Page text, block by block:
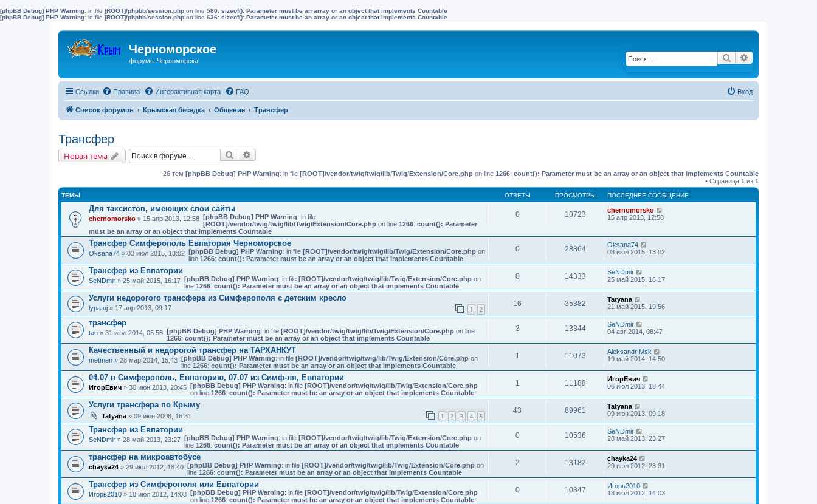
[phpBB Debug] PHP Warning: in file [ROOT]/phpbb/session.php on line 580: sizeof(): Parameter must be an array or an object that implements Countable
[phpBB Debug] PHP Warning: in file [ROOT]/phpbb/session.php on line 636: sizeof(): Parameter must be an array or an object that implements Countable
Черноморское
форумы Черноморска Поиск
Ссылки Правила Интерактивная карта FAQ Вход
Список форумов Крымская беседка Общение Трансфер
Трансфер
Новая тема Поиск
26 тем [phpBB Debug] PHP Warning: in file [ROOT]/vendor/twig/twig/lib/Twig/Extension/Core.php on line 1266: count(): Parameter must be an array or an object that implements Countable
• Страница 1 из 1
ТЕМЫ ОТВЕТЫ ПРОСМОТРЫ ПОСЛЕДНЕЕ СООБЩЕНИЕ
Для таксистов, имеющих свои сайты
chernomorsko » 15 апр 2013, 12:58 [phpBB Debug] PHP Warning: in file
[ROOT]/vendor/twig/twig/lib/Twig/Extension/Core.phpon line 1266: count(): Parameter
must be an array or an object that implements Countable
0 10723
chernomorsko
15 апр 2013, 12:58
Трансфер Симферополь Евпатория Черноморское
Oksana74 » 03 июл 2015, 13:02 [phpBB Debug] PHP Warning: in file [ROOT]/vendor/twig/twig/lib/Twig/Extension/Core.phpon
line 1266: count(): Parameter must be an array or an object that implements Countable
0 28864
Oksana74
03 июл 2015, 13:02
Трансфер из Евпатории
SeNDmir » 25 май 2015, 16:17 [phpBB Debug] PHP Warning: in file [ROOT]/vendor/twig/twig/lib/Twig/Extension/Core.phpon
line 1266: count(): Parameter must be an array or an object that implements Countable
0 14333
SeNDmir
25 май 2015, 16:17
Услуги недорогого трансфера из Симферополя с детским кресло
lypatuj » 17 апр 2013, 09:17 1 2
16 35382
Tatyana
21 май 2015, 19:56
трансфер
tan » 31 июл 2014, 05:56 [phpBB Debug] PHP Warning: in file [ROOT]/vendor/twig/twig/lib/Twig/Extension/Core.phpon line
1266: count(): Parameter must be an array or an object that implements Countable
3 13344
SeNDmir
04 авг 2014, 08:47
Качественный и недорогой трансфер на ТАРХАНКУТ
metmen » 28 мар 2014, 15:43 [phpBB Debug] PHP Warning: in file [ROOT]/vendor/twig/twig/lib/Twig/Extension/Core.phpon
line 1266: count(): Parameter must be an array or an object that implements Countable
1 11073
Aleksandr Msk
19 май 2014, 14:50
04.07 в Симферополь, Евпаторию, 07.07 из Симф-ля, Евпатории
ИгорЕвич » 30 июн 2013, 20:45 [phpBB Debug] PHP Warning: in file [ROOT]/vendor/twig/twig/lib/Twig/Extension/Core.php
on line 1266: count(): Parameter must be an array or an object that implements Countable
1 11188
ИгорЕвич
06 июл 2013, 18:44
Услуги трансфера по Крыму
Tatyana » 09 июн 2008, 16:31 1 2 3 4 5
43 89961
Tatyana
09 июн 2013, 09:18
Трансфер из Евпатории
SeNDmir » 28 май 2013, 23:27 [phpBB Debug] PHP Warning: in file [ROOT]/vendor/twig/twig/lib/Twig/Extension/Core.phpon
line 1266: count(): Parameter must be an array or an object that implements Countable
0 10536
SeNDmir
28 май 2013, 23:27
трансфер на микроавтобусе
chayka24 » 29 июл 2012, 18:40 [phpBB Debug] PHP Warning: in file [ROOT]/vendor/twig/twig/lib/Twig/Extension/Core.phpon
line 1266: count(): Parameter must be an array or an object that implements Countable
2 13182
chayka24
29 июл 2012, 23:31
Трансфер из Симферополя или Евпатории
Игорь2010 » 18 июл 2012, 14:03 [phpBB Debug] PHP Warning: in file [ROOT]/vendor/twig/twig/lib/Twig/Extension/Core.php
on line 1266: count(): Parameter must be an array or an object that implements Countable
0 10847
Игорь2010
18 июл 2012, 14:03